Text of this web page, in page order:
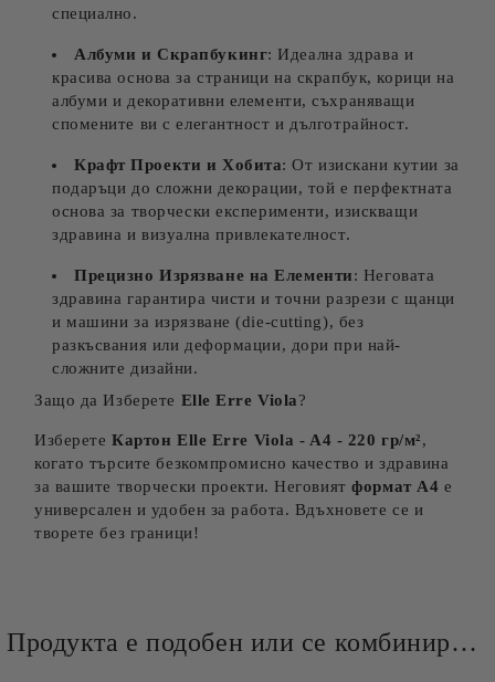
специално.
Албуми и Скрапбукинг: Идеална здрава и
красива основа за страници на скрапбук, корици на
албуми и декоративни елементи, съхраняващи
спомените ви с елегантност и дълготрайност.
Крафт Проекти и Хобита: От изискани кутии за
подаръци до сложни декорации, той е перфектната
основа за творчески експерименти, изискващи
здравина и визуална привлекателност.
Прецизно Изрязване на Елементи: Неговата
здравина гарантира чисти и точни разрези с щанци
и машини за изрязване (die-cutting), без
разкъсвания или деформации, дори при най-
сложните дизайни.
Защо да Изберете Elle Erre Viola?
ИзберетеКартон Elle Erre Viola - A4 - 220 гр/м²,
когато търсите безкомпромисно качество и здравина
за вашите творчески проекти. Неговиятформат А4 е
универсален и удобен за работа. Вдъхновете се и
творете без граници!
Продукта е подобен или се комбинира добре и със следните продукти :